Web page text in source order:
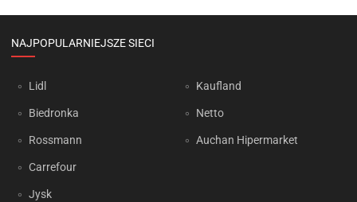
NAJPOPULARNIEJSZE SIECI
Lidl
Biedronka
Rossmann
Carrefour
Jysk
Kaufland
Netto
Auchan Hipermarket